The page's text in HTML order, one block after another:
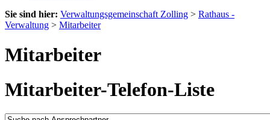
Sie sind hier: Verwaltungsgemeinschaft Zolling > Rathaus -
Verwaltung > Mitarbeiter
Mitarbeiter
Mitarbeiter-Telefon-Liste